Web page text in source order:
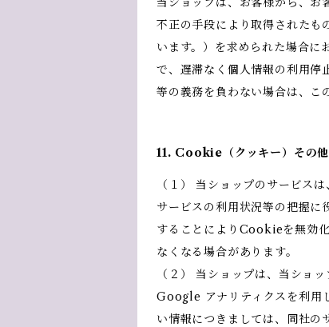
不正の手段により取得されたも
います。）を求められた場合に
で、遅滞なく個人情報の利用停
等の義務を負わない場合は、こ
11. Cookie（クッキー）その
（１） 当ショップのサービス
サービスの利用状況等の把握
することによりCookieを無効
なくなる場合があります。
（２） 当ショップは、当ショ
Google アナリティクスを利用
い情報につきましては、同社の